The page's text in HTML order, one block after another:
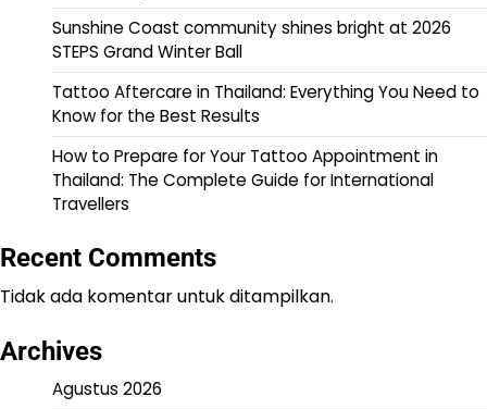
Sunshine Coast community shines bright at 2026
STEPS Grand Winter Ball
Tattoo Aftercare in Thailand: Everything You Need to
Know for the Best Results
How to Prepare for Your Tattoo Appointment in
Thailand: The Complete Guide for International
Travellers
Recent Comments
Tidak ada komentar untuk ditampilkan.
Archives
Agustus 2026